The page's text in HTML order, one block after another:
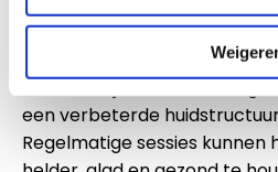
antibacteriële effecten,
collageenstimulatie, wat
een duidelijke vermindering
een verbeterde
Regelmatige sessies kunnen